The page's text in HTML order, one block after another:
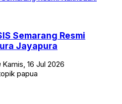
Semarang Resmi
Jayapura
Kamis, 16 Jul 2026
papua